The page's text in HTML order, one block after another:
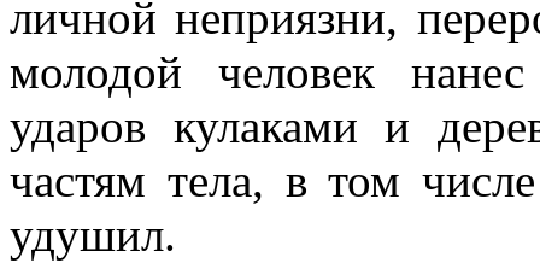
личной неприязни,
молодой человек
ударов кулаками и
частям тела, в том
удушил.